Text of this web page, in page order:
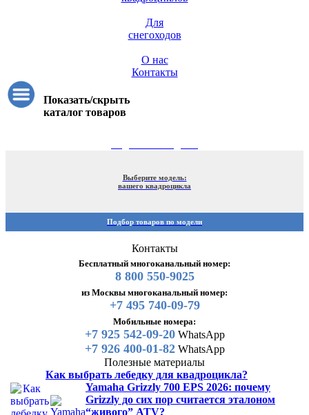
Для
снегоходов
О нас
Контакты
Показать/скрыть
каталог товаров
Выберите модель:
вашего квадроцикла
Подбор товаров по модели
Контакты
Бесплатный многоканальный номер:
8 800 550-9025
из Москвы многоканальный номер:
+7 495 740-09-79
Мобильные номера:
+7 925 542-09-20WhatsApp
+7 926 400-01-82WhatsApp
Полезные материалы
Как выбрать лебедку для квадроцикла?
Yamaha Grizzly 700 EPS 2026: почему
Grizzly до сих пор считается эталоном
“живого” ATV?